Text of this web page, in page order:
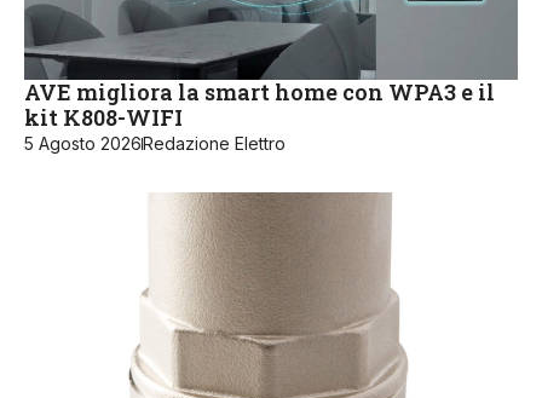
AVE migliora la smart home con WPA3 e il
kit K808-WIFI
5 Agosto 2026Redazione Elettro